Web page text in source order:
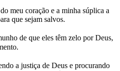
meu coração e a minha súplica a
que sejam salvos.
de que eles têm zelo por Deus,
a justiça de Deus e procurando